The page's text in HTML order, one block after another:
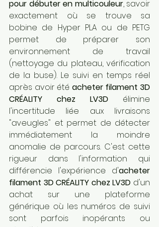
pour débuter en multicouleur, savoir
exactement où se trouve sa
bobine de Hyper PLA ou de PETG
permet de préparer son
environnement de travail
(nettoyage du plateau, vérification
de la buse). Le suivi en temps réel
après avoir été acheter filament 3D
CRÉALITY chez LV3D élimine
l'incertitude liée aux livraisons
"aveugles" et permet de détecter
immédiatement la moindre
anomalie de parcours. C'est cette
rigueur dans l'information qui
différencie l'expérience d'acheter
filament 3D CRÉALITY chez LV3D d'un
achat sur une plateforme
générique où les numéros de suivi
sont parfois inopérants ou